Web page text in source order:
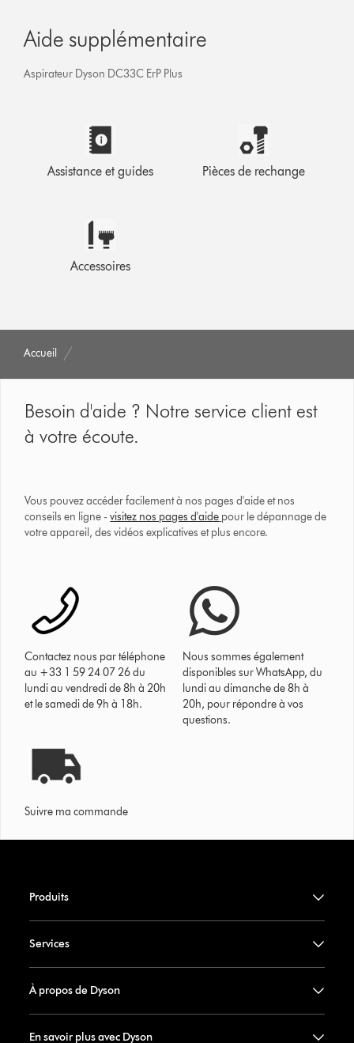
Aide supplémentaire
Aspirateur Dyson DC33C ErP Plus
Assistance et guides Pièces de rechange
Accessoires
Accueil
Besoin d'aide ? Notre service client est
à votre écoute.
Vous pouvez accéder facilement à nos pages d'aide et nos
conseils en ligne -visitez nos pages d'aide pour le dépannage de
votre appareil, des vidéos explicatives et plus encore.
Contactez nous par téléphone
au +33 1 59 24 07 26 du
lundi au vendredi de 8h à 20h
et le samedi de 9h à 18h.
Nous sommes également
disponibles sur WhatsApp, du
lundi au dimanche de 8h à
20h, pour répondre à vos
questions.
Suivre ma commande
Produits
Services
À propos de Dyson
En savoir plus avec Dyson